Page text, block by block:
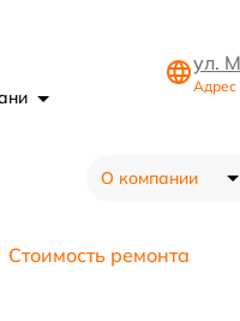
ул.
Адрес
О компании
Стоимость ремонта